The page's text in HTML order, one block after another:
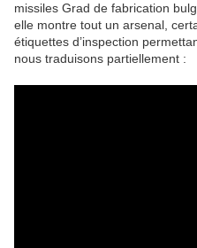
missiles Grad de fabrication
elle montre tout un arsenal,
étiquettes d’inspection
nous traduisons partiellement :